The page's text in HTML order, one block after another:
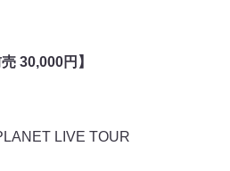
30,000円】
LIVE TOUR